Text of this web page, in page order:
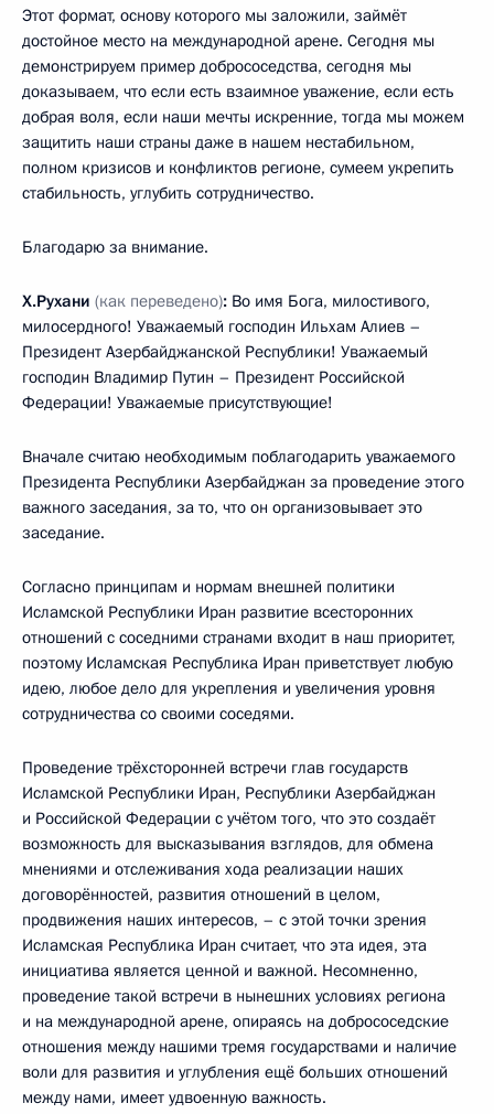
Этот формат, основу которого мы заложили, займёт
достойное место на международной арене. Сегодня мы
демонстрируем пример добрососедства, сегодня мы
доказываем, что если есть взаимное уважение, если есть
добрая воля, если наши мечты искренние, тогда мы можем
защитить наши страны даже в нашем нестабильном,
полном кризисов и конфликтов регионе, сумеем укрепить
стабильность, углубить сотрудничество.
Благодарю за внимание.
Х.Рухани (как переведено): Во имя Бога, милостивого,
милосердного! Уважаемый господин Ильхам Алиев –
Президент Азербайджанской Республики! Уважаемый
господин Владимир Путин – Президент Российской
Федерации! Уважаемые присутствующие!
Вначале считаю необходимым поблагодарить уважаемого
Президента Республики Азербайджан за проведение этого
важного заседания, за то, что он организовывает это
заседание.
Согласно принципам и нормам внешней политики
Исламской Республики Иран развитие всесторонних
отношений с соседними странами входит в наш приоритет,
поэтому Исламская Республика Иран приветствует любую
идею, любое дело для укрепления и увеличения уровня
сотрудничества со своими соседями.
Проведение трёхсторонней встречи глав государств
Исламской Республики Иран, Республики Азербайджан
и Российской Федерации с учётом того, что это создаёт
возможность для высказывания взглядов, для обмена
мнениями и отслеживания хода реализации наших
договорённостей, развития отношений в целом,
продвижения наших интересов, – с этой точки зрения
Исламская Республика Иран считает, что эта идея, эта
инициатива является ценной и важной. Несомненно,
проведение такой встречи в нынешних условиях региона
и на международной арене, опираясь на добрососедские
отношения между нашими тремя государствами и наличие
воли для развития и углубления ещё больших отношений
между нами, имеет удвоенную важность.